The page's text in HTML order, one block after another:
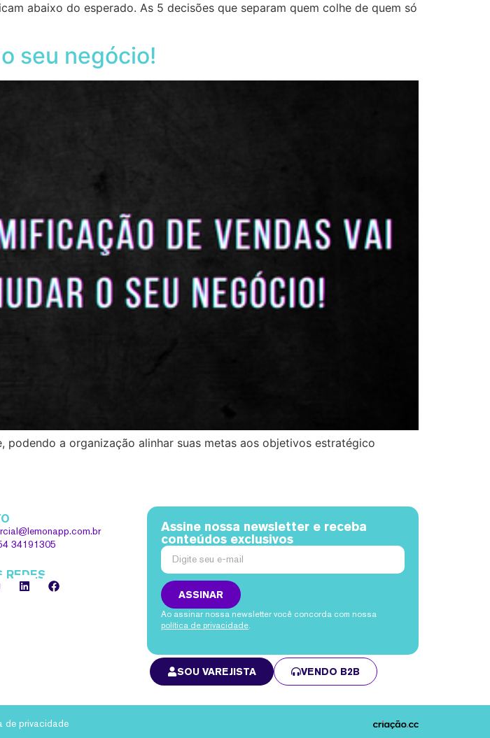
abaixo do esperado. As 5 decisões que separam quem colhe de quem só
seu negócio!
a organização alinhar suas metas aos objetivos estratégico
34191305
REDES
Assine nossa newsletter e receba
conteúdos exclusivos
ASSINAR
Ao assinar nossa newsletter você concorda com nossa
política de privacidade
SOU VAREJISTA VENDO B2B
de privacidade